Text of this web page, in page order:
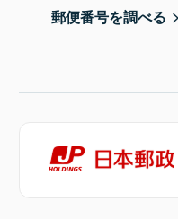
郵便番号を調べる